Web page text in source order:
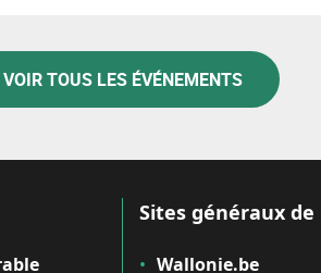
VOIR TOUS LES ÉVÉNEMENTS
Sites généraux de
Wallonie.be